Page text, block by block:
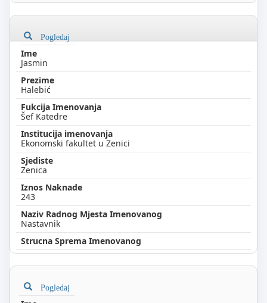
Pogledaj
Jasmin
Halebić
Šef Katedre
Ekonomski fakultet u Zenici
Zenica
243
Nastavnik
Pogledaj